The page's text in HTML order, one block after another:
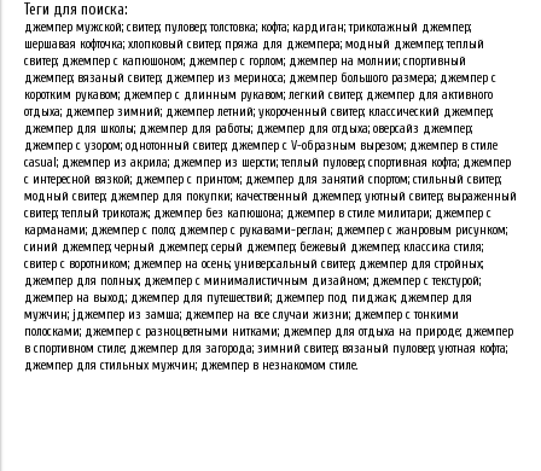
Теги для поиска:
джемпер мужской; свитер; пуловер; толстовка; кофта; кардиган; трикотажный джемпер;
шершавая кофточка; хлопковый свитер; пряжа для джемпера; модный джемпер; теплый
свитер; джемпер с капюшоном; джемпер с горлом; джемпер на молнии; спортивный
джемпер; вязаный свитер; джемпер из мериноса; джемпер большого размера; джемпер с
коротким рукавом; джемпер с длинным рукавом; легкий свитер; джемпер для активного
отдыха; джемпер зимний; джемпер летний; укороченный свитер; классический джемпер;
джемпер для школы; джемпер для работы; джемпер для отдыха; оверсайз джемпер;
джемпер с узором; однотонный свитер; джемпер с V-образным вырезом; джемпер в стиле
casual; джемпер из акрила; джемпер из шерсти; теплый пуловер; спортивная кофта; джемпер
с интересной вязкой; джемпер с принтом; джемпер для занятий спортом; стильный свитер;
модный свитер; джемпер для покупки; качественный джемпер; уютный свитер; выраженный
свитер; теплый трикотаж; джемпер без капюшона; джемпер в стиле милитари; джемпер с
карманами; джемпер с поло; джемпер с рукавами-реглан; джемпер с жанровым рисунком;
синий джемпер; черный джемпер; серый джемпер; бежевый джемпер; классика стиля;
свитер с воротником; джемпер на осень; универсальный свитер; джемпер для стройных;
джемпер для полных; джемпер с минималистичным дизайном; джемпер с текстурой;
джемпер на выход; джемпер для путешествий; джемпер под пиджак; джемпер для
мужчин; jджемпер из замша; джемпер на все случаи жизни; джемпер с тонкими
полосками; джемпер с разноцветными нитками; джемпер для отдыха на природе; джемпер
в спортивном стиле; джемпер для загорода; зимний свитер; вязаный пуловер; уютная кофта;
джемпер для стильных мужчин; джемпер в незнакомом стиле.